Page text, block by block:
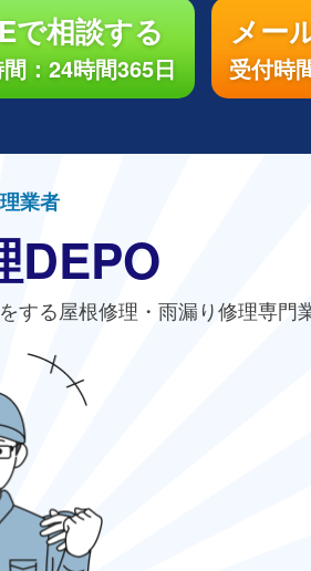
で相談する
：24時間365日
メー
受付時
業者
DEPO
る屋根修理・雨漏り修理専門